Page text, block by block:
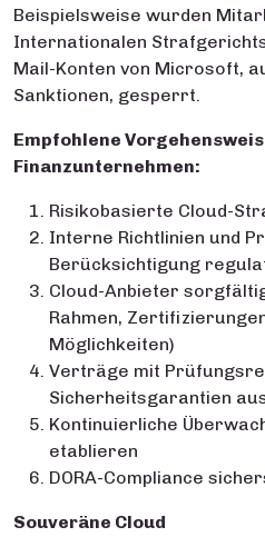
Beispielsweise wurden
Internationalen
Mail-Konten von Microsoft,
Sanktionen, gesperrt.
Empfohlene
Finanzunternehmen:
Risikobasierte Cloud-
Interne Richtlinien und
Berücksichtigung
Cloud-Anbieter
Rahmen,
Möglichkeiten)
Verträge mit
Sicherheitsgarantien
Kontinuierliche
etablieren
DORA-Compliance
Souveräne Cloud